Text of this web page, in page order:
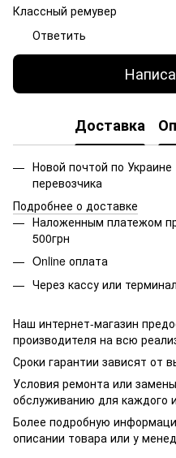
Классный ремувер
Ответить
Доставка
Новой почтой по
перевозчика
Подробнее о доставке
Наложенным платежом
500грн
Online оплата
Через кассу или
Наш интернет-магазин
производителя на всю
Сроки гарантии зависят от
Условия ремонта или
обслуживанию для каждого
Более подробную
описании товара или у